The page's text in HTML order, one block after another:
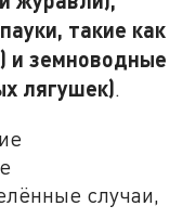
такие как
и земноводные
лягушек).
случаи,